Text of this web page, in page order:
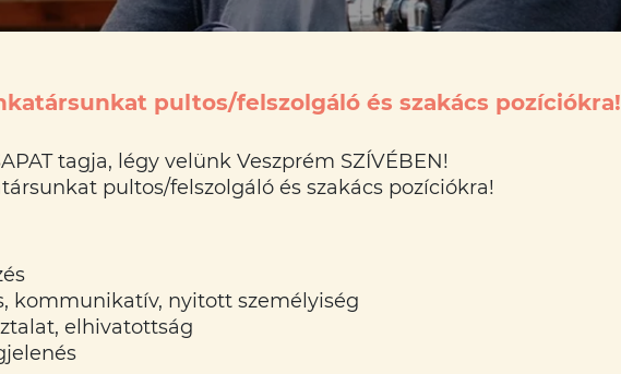
pultos/felszolgáló és szakács pozíciókra!
tagja, légy velünk Veszprém SZÍVÉBEN!
pultos/felszolgáló és szakács pozíciókra!
kommunikatív, nyitott személyiség
elhivatottság